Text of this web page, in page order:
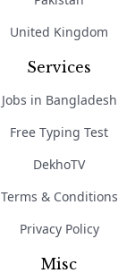
United Kingdom
Services
Jobs in Bangladesh
Free Typing Test
DekhoTV
Terms & Conditions
Privacy Policy
Misc